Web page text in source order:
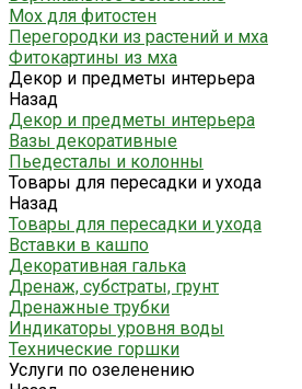
Мох для фитостен
Перегородки из растений и мха
Фитокартины из мха
Декор и предметы интерьера
Назад
Декор и предметы интерьера
Вазы декоративные
Пьедесталы и колонны
Товары для пересадки и ухода
Назад
Товары для пересадки и ухода
Вставки в кашпо
Декоративная галька
Дренаж, субстраты, грунт
Дренажные трубки
Индикаторы уровня воды
Технические горшки
Услуги по озеленению